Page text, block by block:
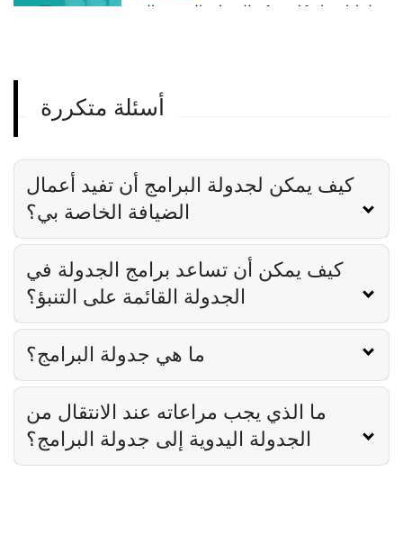
لماذا تحتاج كل شركة للوجبات السريعة إلى
جدولة القوى العاملة
المساعدة في الامتثال لقانون العمل في مجال
الضيافة
Derrick McMahon Jul 20, 2023
أسئلة متكررة
كيف يمكن لجدولة البرامج أن تفيد أعمال
الضيافة الخاصة بي؟
كيف يمكن أن تساعد برامج الجدولة في
الجدولة القائمة على التنبؤ؟
ما هي جدولة البرامج؟
ما الذي يجب مراعاته عند الانتقال من
الجدولة اليدوية إلى جدولة البرامج؟